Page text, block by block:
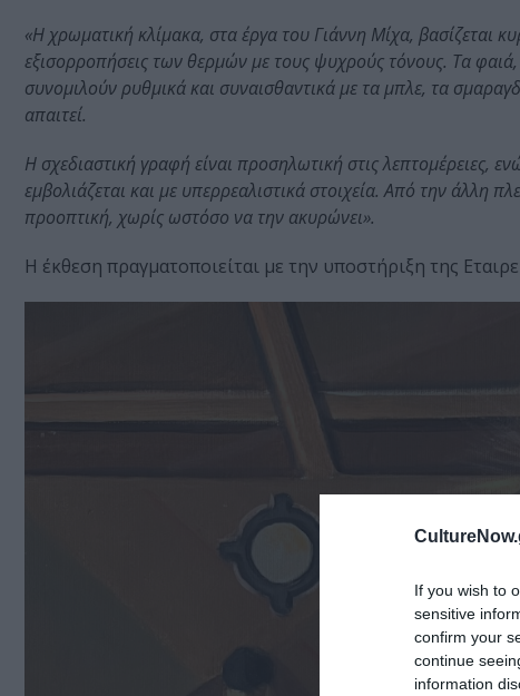
If you wish to
sensitive
confirm your
continue
information
«Η χρωματική κλίμακα, στα έργα του Γιάννη Μίχα, βασίζεται
εξισορροπήσεις των θερμών με τους ψυχρούς τόνους. Τα
συνομιλούν ρυθμικά και συναισθαντικά με τα μπλε, τα
απαιτεί.
Η σχεδιαστική γραφή είναι προσηλωτική στις λεπτομέρειες,
εμβολιάζεται και με υπερρεαλιστικά στοιχεία. Από την άλλη
προοπτική, χωρίς ωστόσο να την ακυρώνει».
Η έκθεση πραγματοποιείται με την υποστήριξη της